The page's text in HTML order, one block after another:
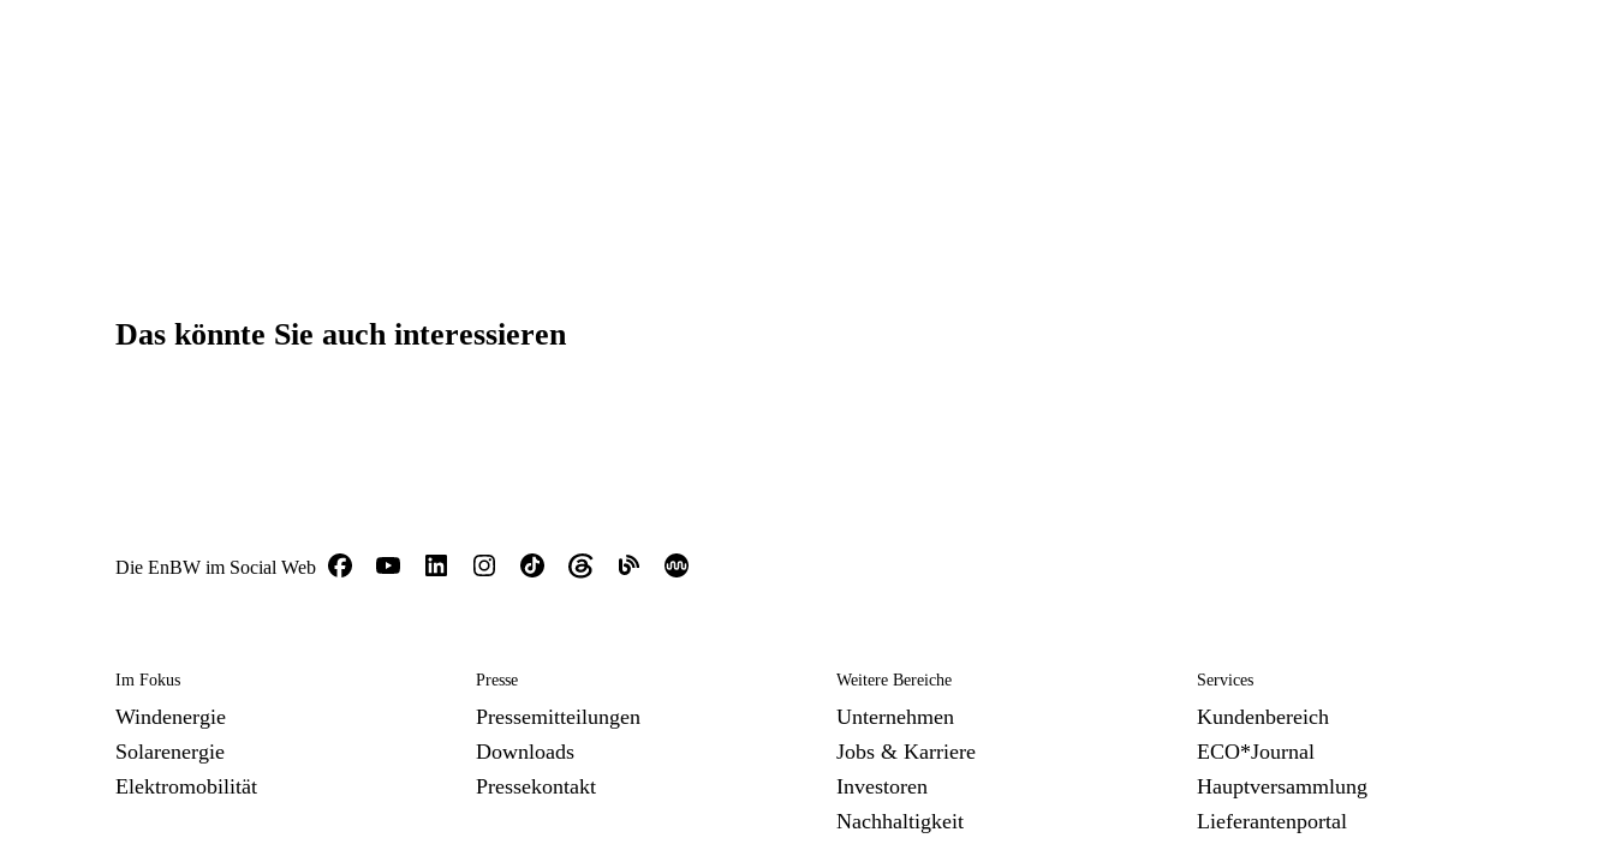
Das könnte Sie auch interessieren
Die EnBW im Social Web
Im Fokus
Windenergie
Solarenergie
Elektromobilität
Presse
Pressemitteilungen
Downloads
Pressekontakt
Weitere Bereiche
Unternehmen
Jobs & Karriere
Investoren
Nachhaltigkeit
Services
Kundenbereich
ECO*Journal
Hauptversammlung
Lieferantenportal